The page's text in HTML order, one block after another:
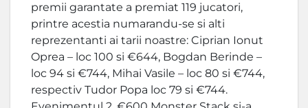
premii garantate a premiat 119 jucatori,
printre acestia numarandu-se si alti
reprezentanti ai tarii noastre: Ciprian Ionut
Oprea – loc 100 si €644, Bogdan Berinde –
loc 94 si €744, Mihai Vasile – loc 80 si €744,
respectiv Tudor Popa loc 79 si €744.